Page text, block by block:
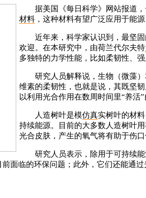
据美国《每日科学》网站报道
材料 ，这种材料有望广泛应用于能
近年来，科学家认识到，最坚
欢迎。在本研究中，由荷兰代尔夫特
多独特的力学性能，比如柔韧性、
研究人员解释说，生物（微藻
维素的柔韧性，也就是说，其既坚
以利用光合作用在数周时间里“养活
人造树叶是模仿真实树叶的材
持续能源。目前的大多数人造树叶
光合皮肤，产生的氧气将有助于伤口
研究人员表示，除用于可持续
面临的环保问题；此外，它们还能通